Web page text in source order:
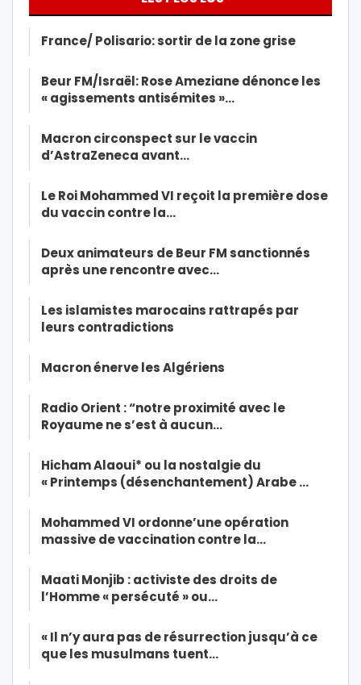
France/ Polisario: sortir de la zone grise
Beur FM/Israël: Rose Ameziane dénonce les
« agissements antisémites »…
Macron circonspect sur le vaccin
d’AstraZeneca avant…
Le Roi Mohammed VI reçoit la première dose
du vaccin contre la…
Deux animateurs de Beur FM sanctionnés
après une rencontre avec…
Les islamistes marocains rattrapés par
leurs contradictions
Macron énerve les Algériens
Radio Orient : “notre proximité avec le
Royaume ne s’est à aucun…
Hicham Alaoui* ou la nostalgie du
« Printemps (désenchantement) Arabe …
Mohammed VI ordonne’une opération
massive de vaccination contre la…
Maati Monjib : activiste des droits de
l’Homme « persécuté » ou…
« Il n’y aura pas de résurrection jusqu’à ce
que les musulmans tuent…